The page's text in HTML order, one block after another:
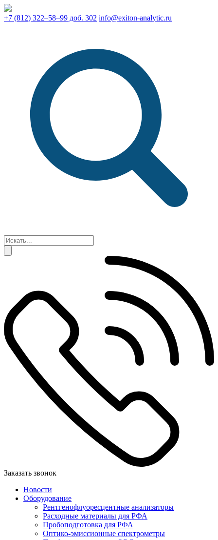
+7 (812) 322–58–99 доб. 302 info@exiton-analytic.ru
Заказать звонок
Новости
Оборудование
Рентгенофлуоресцентные анализаторы
Расходные материалы для РФА
Пробоподготовка для РФА
Оптико-эмиссионные спектрометры